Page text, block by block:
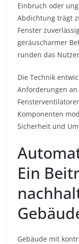
Einbruch oder
Abdichtung trägt
Fenster
geräuscharmer
runden das
Die Technik
Anforderungen
Komponenten
Sicherheit und
Ein
Gebäude mit